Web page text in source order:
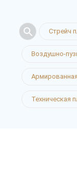
Стрейч
Воздушно-
Техническая